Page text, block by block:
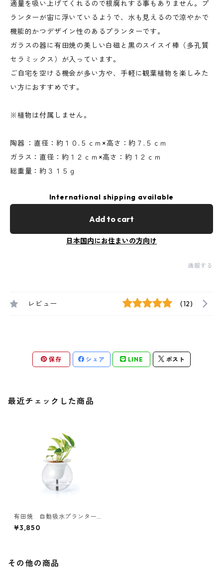
適量を吸い上げてくれるので根腐れする事もありません。プ
ランターが宙に浮いているようで、水も見えるので涼やかで
機能的かつデザイン性のあるプランターです。
ガラスの器に有田焼の美しい白磁と黒のスイスイ棒（多孔質
セラミックス）が入っています。
ご自宅を空ける機会が多い方や、手軽に観葉植物を楽しみた
い方におすすめです。
※植物は付属しません。
陶器 ：直径：約１０.５ｃｍ×高さ：約７.５ｃｍ
ガラス：直径：約１２ｃｍ×高さ：約１２ｃｍ
総重量：約３１５ｇ
International shipping available
Add to cart
日本国内にお住まいの方向け
通報する
レビュー (12)
保存 シェア LINE ポスト
最近チェックした商品
有田焼 自動吸水プランターS
UISUI Japan domestic
¥3,850
その他の商品